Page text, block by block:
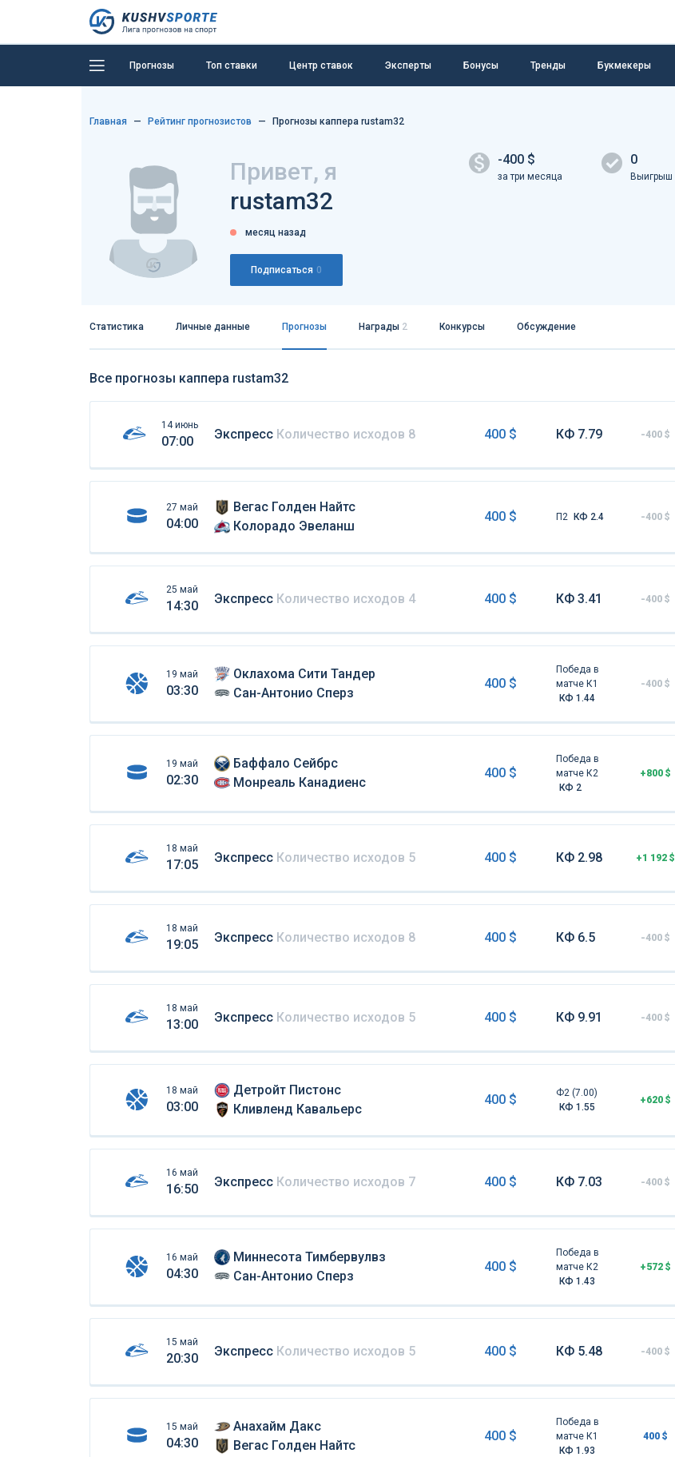
Прогнозы Топ ставки Центр ставок Эксперты Бонусы Тренды Букмекеры
Главная Рейтинг прогнозистов Прогнозы каппера rustam32
Привет, я
rustam32
месяц назад
Подписаться 0
-400 $
за три месяца
0
Выигрыш
Статистика Личные данные Прогнозы Награды 2 Конкурсы Обсуждение
Все прогнозы каппера rustam32
14 июнь
07:00 Экспресс Количество исходов 8 400 $ КФ 7.79 -400 $
27 май
04:00
Вегас Голден Найтс
Колорадо Эвеланш
400 $ П2 КФ 2.4 -400 $
25 май
14:30 Экспресс Количество исходов 4 400 $ КФ 3.41 -400 $
19 май
03:30
Оклахома Сити Тандер
Сан-Антонио Сперз
400 $
Победа в
матче К1
КФ 1.44
-400 $
19 май
02:30
Баффало Сейбрс
Монреаль Канадиенс
400 $
Победа в
матче К2
КФ 2
+800 $
18 май
17:05 Экспресс Количество исходов 5 400 $ КФ 2.98 +1 192 $
18 май
19:05 Экспресс Количество исходов 8 400 $ КФ 6.5 -400 $
18 май
13:00 Экспресс Количество исходов 5 400 $ КФ 9.91 -400 $
18 май
03:00
Детройт Пистонс
Кливленд Кавальерс
400 $
Ф2 (7.00)
КФ 1.55
+620 $
16 май
16:50 Экспресс Количество исходов 7 400 $ КФ 7.03 -400 $
16 май
04:30
Миннесота Тимбервулвз
Сан-Антонио Сперз
400 $
Победа в
матче К2
КФ 1.43
+572 $
15 май
20:30 Экспресс Количество исходов 5 400 $ КФ 5.48 -400 $
15 май
04:30
Анахайм Дакс
Вегас Голден Найтс
400 $
Победа в
матче К1
КФ 1.93
400 $